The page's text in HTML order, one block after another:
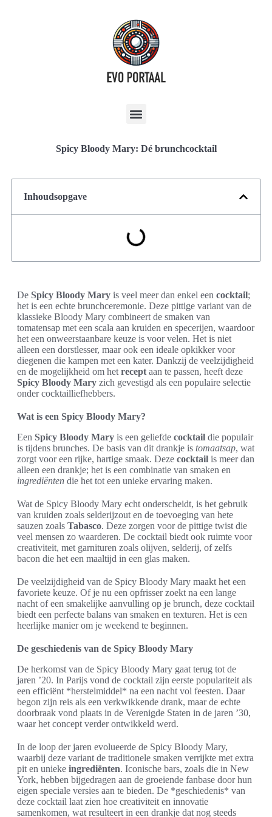
Spicy Bloody Mary: Dé brunchcocktail
Inhoudsopgave
De Spicy Bloody Mary is veel meer dan enkel een cocktail;
het is een echte brunchceremonie. Deze pittige variant van de
klassieke Bloody Mary combineert de smaken van
tomatensap met een scala aan kruiden en specerijen, waardoor
het een onweerstaanbare keuze is voor velen. Het is niet
alleen een dorstlesser, maar ook een ideale opkikker voor
diegenen die kampen met een kater. Dankzij de veelzijdigheid
en de mogelijkheid om het recept aan te passen, heeft deze
Spicy Bloody Mary zich gevestigd als een populaire selectie
onder cocktailliefhebbers.
Wat is een Spicy Bloody Mary?
Een Spicy Bloody Mary is een geliefde cocktail die populair
is tijdens brunches. De basis van dit drankje is tomaatsap, wat
zorgt voor een rijke, hartige smaak. Deze cocktail is meer dan
alleen een drankje; het is een combinatie van smaken en
ingrediënten die het tot een unieke ervaring maken.
Wat de Spicy Bloody Mary echt onderscheidt, is het gebruik
van kruiden zoals selderijzout en de toevoeging van hete
sauzen zoals Tabasco. Deze zorgen voor de pittige twist die
veel mensen zo waarderen. De cocktail biedt ook ruimte voor
creativiteit, met garnituren zoals olijven, selderij, of zelfs
bacon die het een maaltijd in een glas maken.
De veelzijdigheid van de Spicy Bloody Mary maakt het een
favoriete keuze. Of je nu een opfrisser zoekt na een lange
nacht of een smakelijke aanvulling op je brunch, deze cocktail
biedt een perfecte balans van smaken en texturen. Het is een
heerlijke manier om je weekend te beginnen.
De geschiedenis van de Spicy Bloody Mary
De herkomst van de Spicy Bloody Mary gaat terug tot de
jaren ’20. In Parijs vond de cocktail zijn eerste populariteit als
een efficiënt *herstelmiddel* na een nacht vol feesten. Daar
begon zijn reis als een verkwikkende drank, maar de echte
doorbraak vond plaats in de Verenigde Staten in de jaren ’30,
waar het concept verder ontwikkeld werd.
In de loop der jaren evolueerde de Spicy Bloody Mary,
waarbij deze variant de traditionele smaken verrijkte met extra
pit en unieke ingrediënten. Iconische bars, zoals die in New
York, hebben bijgedragen aan de groeiende fanbase door hun
eigen speciale versies aan te bieden. De *geschiedenis* van
deze cocktail laat zien hoe creativiteit en innovatie
samenkomen, wat resulteert in een drankje dat nog steeds